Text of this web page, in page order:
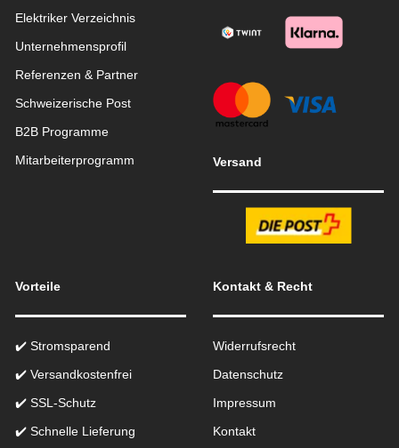
Elektriker Verzeichnis
Unternehmensprofil
Referenzen & Partner
Schweizerische Post
B2B Programme
Mitarbeiterprogramm
Versand
Vorteile
✔️ Stromsparend
✔️ Versandkostenfrei
✔️ SSL-Schutz
✔️ Schnelle Lieferung
Kontakt & Recht
Widerrufsrecht
Datenschutz
Impressum
Kontakt